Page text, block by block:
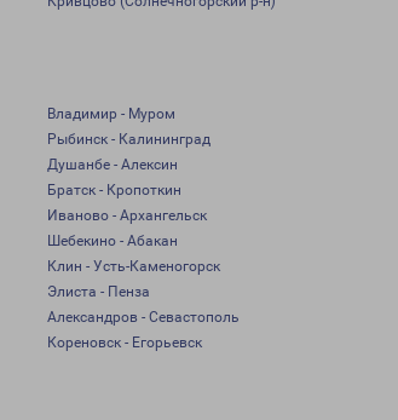
Владимир - Муром
Рыбинск - Калининград
Душанбе - Алексин
Братск - Кропоткин
Иваново - Архангельск
Шебекино - Абакан
Клин - Усть-Каменогорск
Элиста - Пенза
Александров - Севастополь
Кореновск - Егорьевск